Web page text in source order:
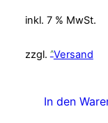
war:
inkl. 7 % MwSt.
zzgl. Versand
In den